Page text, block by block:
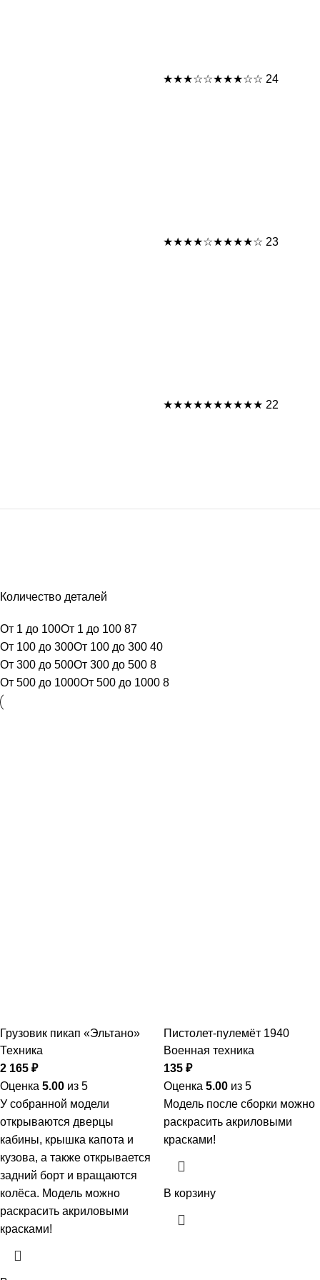
★★★☆☆★★★☆☆ 24
★★★★☆★★★★☆ 23
★★★★★★★★★★ 22
Количество деталей
От 1 до 100От 1 до 100 87
От 100 до 300От 100 до 300 40
От 300 до 500От 300 до 500 8
От 500 до 1000От 500 до 1000 8
Грузовик пикап «Эльтано»
Техника
2 165 ₽
Оценка 5.00 из 5
У собранной модели
открываются дверцы
кабины, крышка капота и
кузова, а также открывается
задний борт и вращаются
колёса. Модель можно
раскрасить акриловыми
красками!
Пистолет-пулемёт 1940
Военная техника
135 ₽
Оценка 5.00 из 5
Модель после сборки можно
раскрасить акриловыми
красками!
В корзину